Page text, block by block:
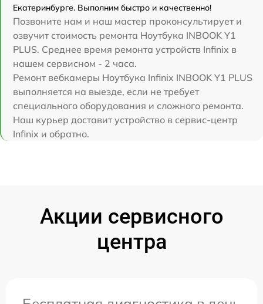
Екатеринбурге. Выполним быстро и качественно!
Позвоните нам и наш мастер проконсультирует и
озвучит стоимость ремонта Ноутбука INBOOK Y1
PLUS. Среднее время ремонта устройств Infinix в
нашем сервисном - 2 часа.
Ремонт вебкамеры Ноутбука Infinix INBOOK Y1 PLUS
выполняется на выезде, если не требует
специального оборудования и сложного ремонта.
Наш курьер доставит устройство в сервис-центр
Infinix и обратно.
Акции сервисного
центра